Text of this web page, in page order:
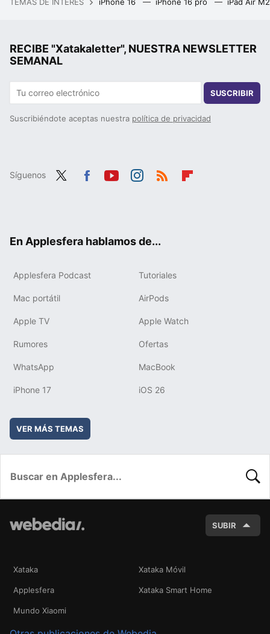
TEMAS DE INTERÉS iPhone 16 iPhone 16 pro iPad Air
RECIBE "Xatakaletter", NUESTRA NEWSLETTER
SEMANAL
SUSCRIBIR
Suscribiéndote aceptas nuestra política de privacidad
Síguenos
En Applesfera hablamos de...
Applesfera Podcast Tutoriales
Mac portátil AirPods
Apple TV Apple Watch
Rumores Ofertas
WhatsApp MacBook
iPhone 17 iOS 26
VER MÁS TEMAS
SUBIR
Xataka Xataka Móvil
Applesfera Xataka Smart Home
Mundo Xiaomi